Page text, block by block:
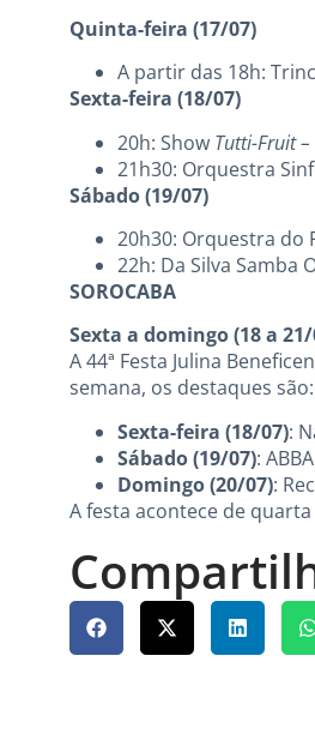
Quinta-feira (17/07)
A partir das 18h:
Sexta-feira (18/07)
20h: Show Tutti-Fruit
21h30: Orquestra
Sábado (19/07)
20h30: Orquestra do
22h: Da Silva Samba
SOROCABA
Sexta a domingo (18 a
A 44ª Festa Julina
semana, os destaques são:
Sexta-feira (18/07):
Sábado (19/07):
Domingo (20/07):
A festa acontece de